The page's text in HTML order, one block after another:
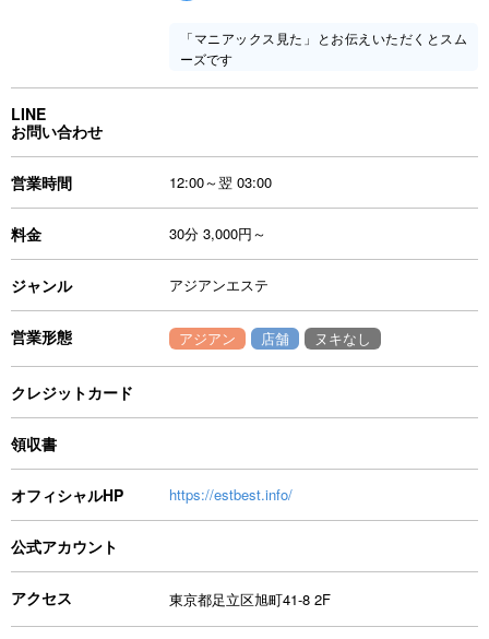
「マニアックス見た」とお伝えいただくとスム
ーズです
LINE
お問い合わせ
営業時間 12:00～翌 03:00
料金 30分 3,000円～
ジャンル アジアンエステ
営業形態 アジアン 店舗 ヌキなし
クレジットカード
領収書
オフィシャルHP https://estbest.info/
公式アカウント
アクセス 東京都足立区旭町41-8 2F